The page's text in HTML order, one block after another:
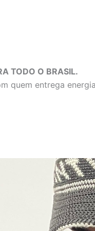
TODO O BRASIL.
quem entrega